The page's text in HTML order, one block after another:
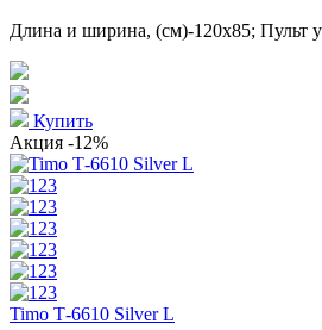
Длина и ширина, (см)-120x85; Пульт
Купить
Акция -12%
Timo Т-6610 Silver L